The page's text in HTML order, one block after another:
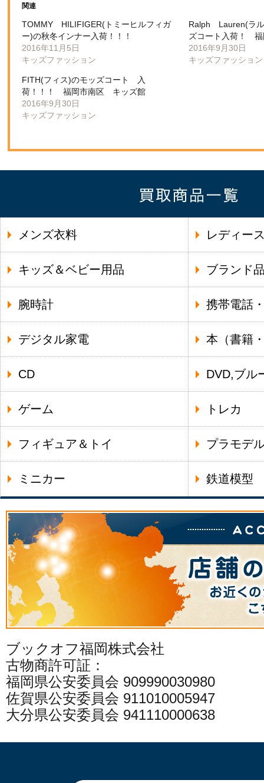
関連
TOMMY HILIFIGER(トミーヒルフィガ
ー)の秋冬インナー入荷！！！
2016年11月5日
キッズファッション
Ralph Lauren(ラ
ズコート入荷！
2016年9月30日
キッズファッション
FITH(フィス)のモッズコート 入
荷！！！ 福岡市南区 キッズ館
2016年9月30日
キッズファッション
メンズ衣料 レディー
キッズ＆ベビー用品 ブランド
腕時計 携帯電話
デジタル家電 本（書籍
CD DVD,ブル
ゲーム トレカ
フィギュア＆トイ プラモデ
ミニカー 鉄道模型
ブックオフ福岡株式会社
古物商許可証：
福岡県公安委員会 909990030980
佐賀県公安委員会 911010005947
大分県公安委員会 941110000638